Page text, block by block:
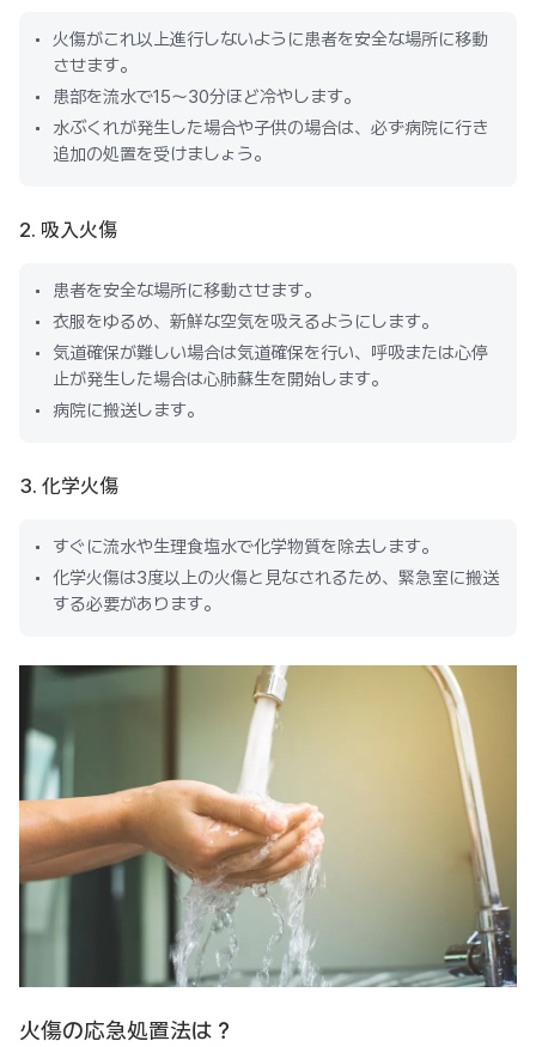
火傷がこれ以上進行しないように患者を安全な場所に移動
させます。
患部を流水で15～30分ほど冷やします。
水ぶくれが発生した場合や子供の場合は、必ず病院に行き
追加の処置を受けましょう。
2. 吸入火傷
患者を安全な場所に移動させます。
衣服をゆるめ、新鮮な空気を吸えるようにします。
気道確保が難しい場合は気道確保を行い、呼吸または心停
止が発生した場合は心肺蘇生を開始します。
病院に搬送します。
3. 化学火傷
すぐに流水や生理食塩水で化学物質を除去します。
化学火傷は3度以上の火傷と見なされるため、緊急室に搬送
する必要があります。
火傷の応急処置法は？